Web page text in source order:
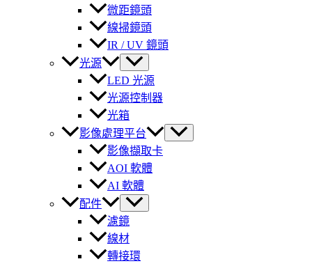
微距鏡頭
線掃鏡頭
IR / UV 鏡頭
光源
LED 光源
光源控制器
光箱
影像處理平台
影像擷取卡
AOI 軟體
AI 軟體
配件
濾鏡
線材
轉接環